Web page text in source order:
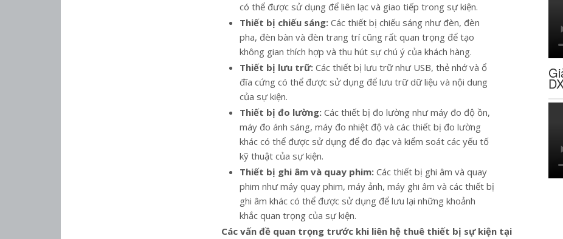
có thể được sử dụng để liên lạc và giao tiếp trong sự kiện.
Thiết bị chiếu sáng: Các thiết bị chiếu sáng như đèn, đèn
pha, đèn bàn và đèn trang trí cũng rất quan trọng để tạo
không gian thích hợp và thu hút sự chú ý của khách hàng.
Thiết bị lưu trữ: Các thiết bị lưu trữ như USB, thẻ nhớ và ổ
đĩa cứng có thể được sử dụng để lưu trữ dữ liệu và nội dung
của sự kiện.
Thiết bị đo lường: Các thiết bị đo lường như máy đo độ ồn,
máy đo ánh sáng, máy đo nhiệt độ và các thiết bị đo lường
khác có thể được sử dụng để đo đạc và kiểm soát các yếu tố
kỹ thuật của sự kiện.
Thiết bị ghi âm và quay phim: Các thiết bị ghi âm và quay
phim như máy quay phim, máy ảnh, máy ghi âm và các thiết bị
ghi âm khác có thể được sử dụng để lưu lại những khoảnh
khắc quan trọng của sự kiện.
Các vấn đề quan trọng trước khi liên hệ thuê thiết bị sự kiện tại